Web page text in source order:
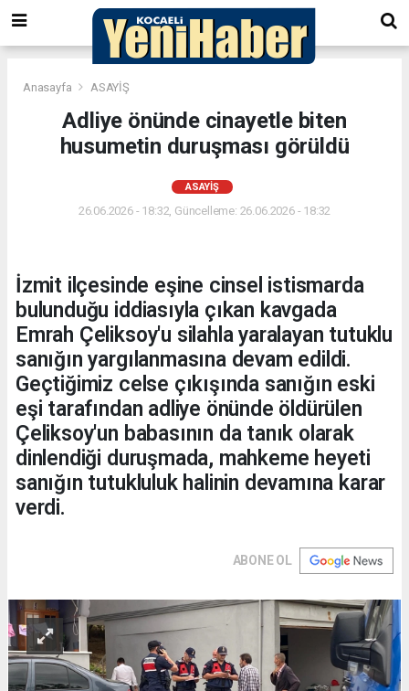
Anasayfa ASAYİŞ
Adliye önünde cinayetle biten
husumetin duruşması görüldü
ASAYİŞ
26.06.2026 - 18:32, Güncelleme: 26.06.2026 - 18:32
İzmit ilçesinde eşine cinsel istismarda
bulunduğu iddiasıyla çıkan kavgada
Emrah Çeliksoy'u silahla yaralayan tutuklu
sanığın yargılanmasına devam edildi.
Geçtiğimiz celse çıkışında sanığın eski
eşi tarafından adliye önünde öldürülen
Çeliksoy'un babasının da tanık olarak
dinlendiği duruşmada, mahkeme heyeti
sanığın tutukluluk halinin devamına karar
verdi.
ABONE OL